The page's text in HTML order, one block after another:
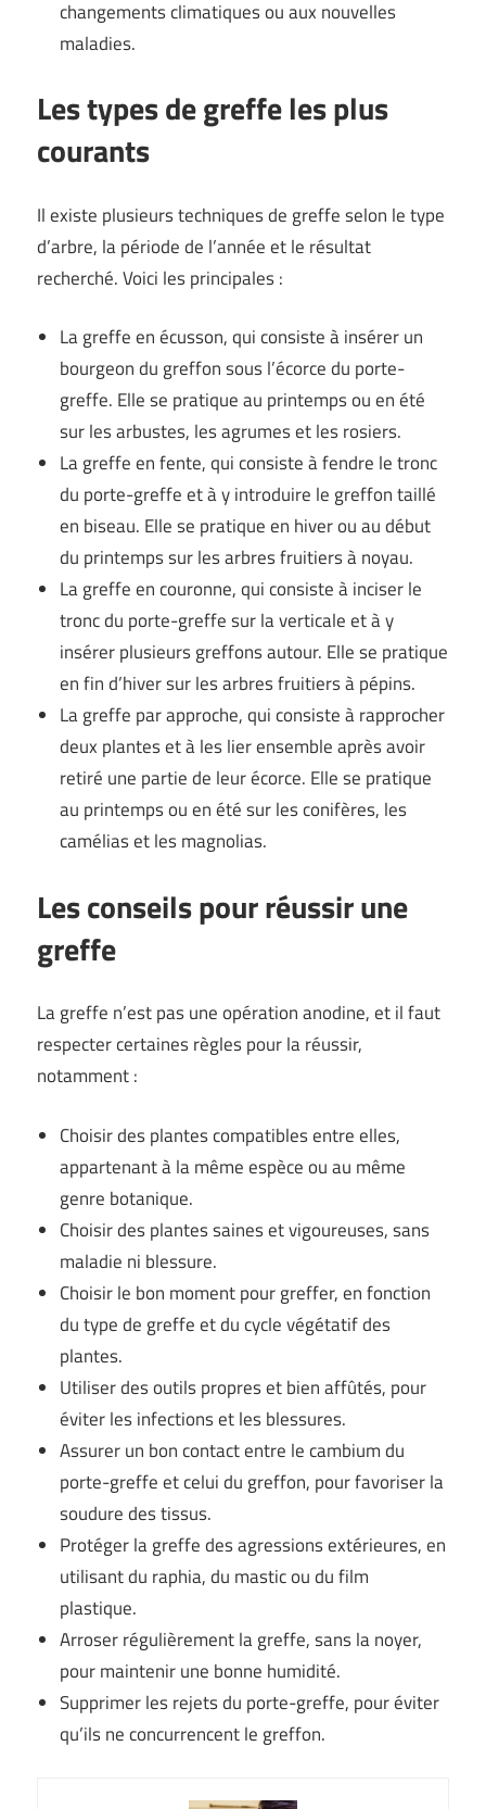
changements climatiques ou aux nouvelles
maladies.
Les types de greffe les plus
courants
Il existe plusieurs techniques de greffe selon le type
d’arbre, la période de l’année et le résultat
recherché. Voici les principales :
La greffe en écusson, qui consiste à insérer un
bourgeon du greffon sous l’écorce du porte-
greffe. Elle se pratique au printemps ou en été
sur les arbustes, les agrumes et les rosiers.
La greffe en fente, qui consiste à fendre le tronc
du porte-greffe et à y introduire le greffon taillé
en biseau. Elle se pratique en hiver ou au début
du printemps sur les arbres fruitiers à noyau.
La greffe en couronne, qui consiste à inciser le
tronc du porte-greffe sur la verticale et à y
insérer plusieurs greffons autour. Elle se pratique
en fin d’hiver sur les arbres fruitiers à pépins.
La greffe par approche, qui consiste à rapprocher
deux plantes et à les lier ensemble après avoir
retiré une partie de leur écorce. Elle se pratique
au printemps ou en été sur les conifères, les
camélias et les magnolias.
Les conseils pour réussir une
greffe
La greffe n’est pas une opération anodine, et il faut
respecter certaines règles pour la réussir,
notamment :
Choisir des plantes compatibles entre elles,
appartenant à la même espèce ou au même
genre botanique.
Choisir des plantes saines et vigoureuses, sans
maladie ni blessure.
Choisir le bon moment pour greffer, en fonction
du type de greffe et du cycle végétatif des
plantes.
Utiliser des outils propres et bien affûtés, pour
éviter les infections et les blessures.
Assurer un bon contact entre le cambium du
porte-greffe et celui du greffon, pour favoriser la
soudure des tissus.
Protéger la greffe des agressions extérieures, en
utilisant du raphia, du mastic ou du film
plastique.
Arroser régulièrement la greffe, sans la noyer,
pour maintenir une bonne humidité.
Supprimer les rejets du porte-greffe, pour éviter
qu’ils ne concurrencent le greffon.